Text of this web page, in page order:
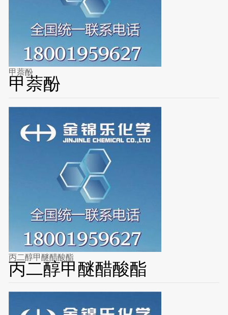
甲萘酚
甲萘酚
丙二醇甲醚醋酸酯
丙二醇甲醚醋酸酯